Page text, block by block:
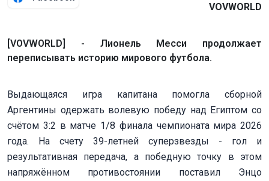
VOVWORLD
[VOVWORLD] - Лионель Месси продолжает
переписывать историю мирового футбола.
Выдающаяся игра капитана помогла сборной
Аргентины одержать волевую победу над Египтом со
счётом 3:2 в матче 1/8 финала чемпионата мира 2026
года. На счету 39-летней суперзвезды - гол и
результативная передача, а победную точку в этом
напряжённом противостоянии поставил Энцо